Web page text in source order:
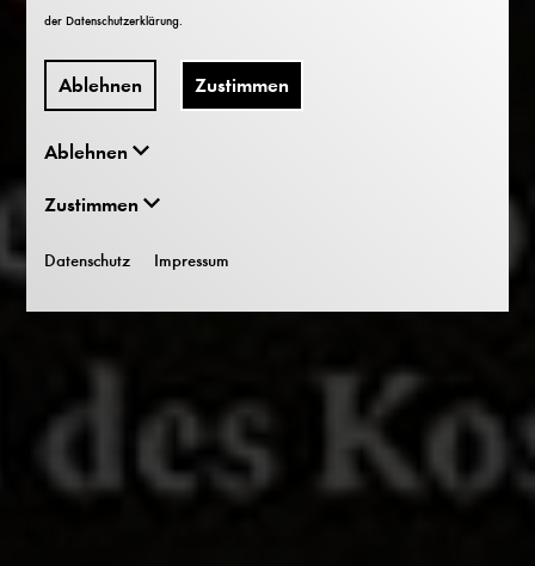
derDatenschutzerklärung.
Ablehnen Zustimmen
Ablehnen
Zustimmen
Datenschutz Impressum